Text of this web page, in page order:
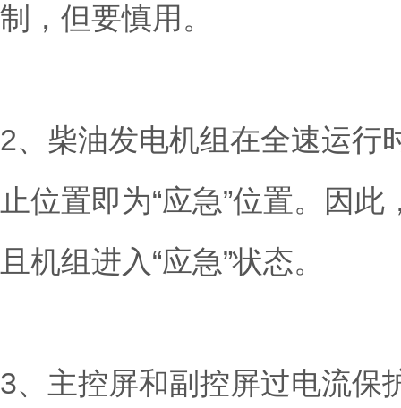
制，但要慎用。
2、柴油发电机组在全速运行
止位置即为“应急”位置。因
且机组进入“应急”状态。
3、主控屏和副控屏过电流保